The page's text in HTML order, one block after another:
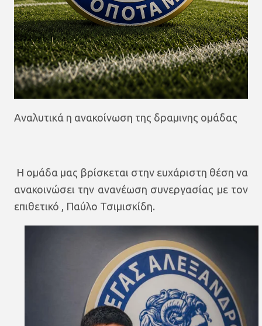
Αναλυτικά η ανακοίνωση της δραμινης ομάδας
Η ομάδα μας βρίσκεται στην ευχάριστη θέση να
ανακοινώσει την ανανέωση συνεργασίας με τον
επιθετικό , Παύλο Τσιμισκίδη.